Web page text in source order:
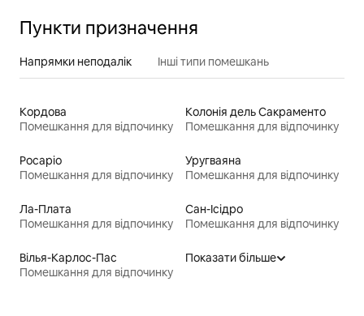
Пункти призначення
Напрямки неподалік Інші типи помешкань
Кордова
Помешкання для відпочинку
Колонія дель Сакраменто
Помешкання для відпочинку
Росаріо
Помешкання для відпочинку
Уругваяна
Помешкання для відпочинку
Ла-Плата
Помешкання для відпочинку
Сан-Ісідро
Помешкання для відпочинку
Вілья-Карлос-Пас
Помешкання для відпочинку
Показати більше